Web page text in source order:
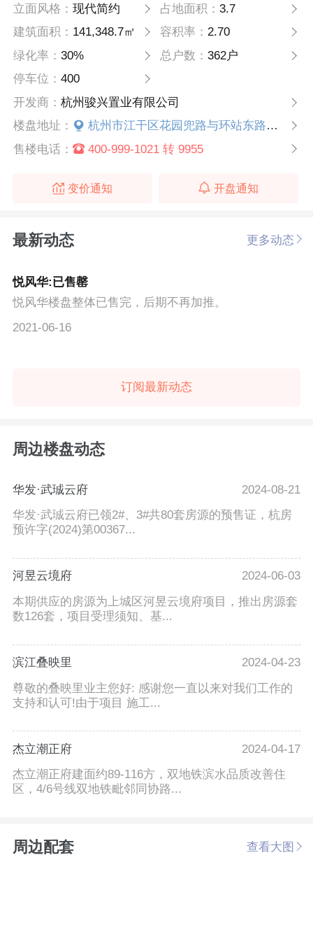
立面风格：现代简约 占地面积： 3.7
建筑面积： 141,348.7㎡ 容积率： 2.70
绿化率：30% 总户数： 362户
停车位：400
开发商：杭州骏兴置业有限公司
楼盘地址：
杭州市江干区花园兜路与环站东路交叉口
售楼电话：
400-999-1021 转 9955
变价通知 开盘通知
最新动态 更多动态
悦风华:已售罄
悦风华楼盘整体已售完，后期不再加推。
2021-06-16
订阅最新动态
周边楼盘动态
华发·武珹云府
2024-08-21
华发·武珹云府已领2#、3#共80套房源的预售证，杭房
预许字(2024)第00367...
河昱云境府
2024-06-03
本期供应的房源为上城区河昱云境府项目，推出房源套
数126套，项目受理须知、基...
滨江叠映里
2024-04-23
尊敬的叠映里业主您好: 感谢您一直以来对我们工作的
支持和认可!由于项目 施工...
杰立潮正府
2024-04-17
杰立潮正府建面约89-116方，双地铁滨水品质改善住
区，4/6号线双地铁毗邻同协路...
周边配套 查看大图